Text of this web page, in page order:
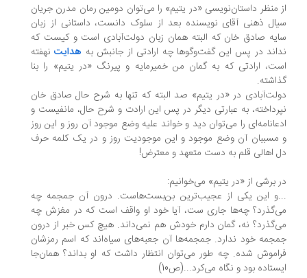
منظر داستان‌نویسی «در یتیم» را می‌توان دومین رمان مدرن جریان
ذهنی آقای نویسنده بعد از سلوک دانست، داستانی از زبان
صادق خان که البته همان زبان دولت‌آبادی است و کیست که
در پس این گفت‌وگوها چه ارادتی از جانبش بههدایت نهفته
ارادتی که به گمان من خمیرمایه و پیرنگ «در یتیم» را بنا
در «در یتیم» صد البته که تنها به شرح حال صادق خان
به عبارتی دیگر در پس این ارادت و شرح حال، مانفیست و
را می‌توان دید و خواند علیه وضع موجود آن روز و این روز
آن وضع موجود و این موجودیت روز و در یک کلمه حرف
اهالی قلم به دست متعهد و معترض!
برشی از «در یتیم» می‌خوانیم:
این یکی از عجیب‌ترین بن‌بست‌هاست. درون آن جمجمه چه
چه‌ها جاری ست، آیا خود او واقف است که در مغزش چه
نه، گمان دارم خودش هم نمی‌داند. هیچ کس خبر از درون
خود ندارد. جمجمه‌ها آن جعبه‌های سیاه‌اند که اسم رمزشان
شده. چه طور می‌توان انتظار داشت که او بداند؟ همان‌جا
بود و نگاه می‌کرد...(ص10)